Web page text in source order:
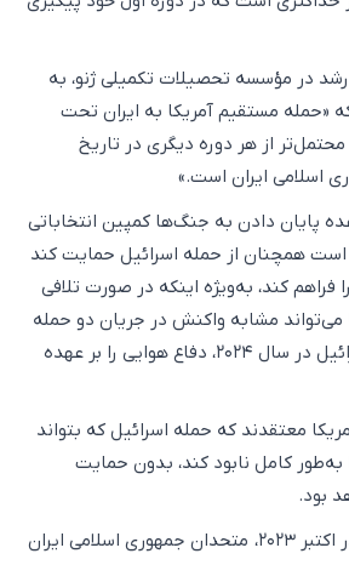
در مؤسسه تحصیلات تکمیلی ژنو، به
«حمله مستقیم آمریکا به ایران تحت
از هر دوره دیگری در تاریخ
اسلامی ایران است.»
پایان دادن به جنگ‌ها کمپین انتخاباتی
همچنان از حمله اسرائیل حمایت کند
فراهم کند، به‌ویژه اینکه در صورت تلافی
می‌تواند مشابه واکنش در جریان دو حمله
جمهوری اسلامی به اسرائیل در سال ۲۰۲۴، دفاع هوایی را بر عهده
معتقدند که حمله اسرائیل که بتواند
به‌طور کامل نابود کند، بدون حمایت
بود.
از زمان آغاز جنگ غزه در اکتبر ۲۰۲۳، متحدان جمهوری اسلامی ایران